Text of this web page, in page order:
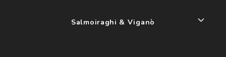
Salmoiraghi & Viganò